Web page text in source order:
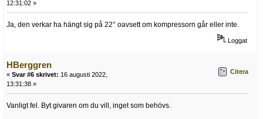
12:31:02 »
Ja, den verkar ha hängt sig på 22° oavsett om kompressorn går eller inte.
Loggat
HBerggren
« Svar #6 skrivet: 16 augusti 2022,
13:31:38 »
Citera
Vanligt fel. Byt givaren om du vill, inget som behövs.